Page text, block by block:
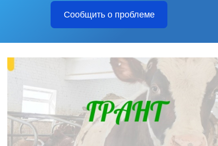
Сообщить о проблеме